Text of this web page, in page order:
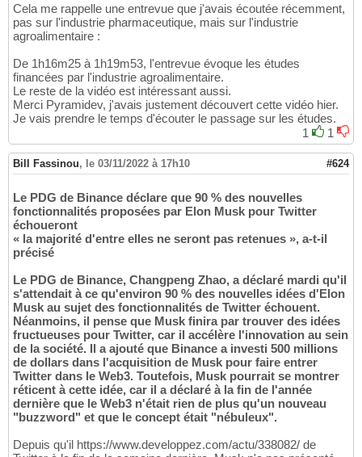
Cela me rappelle une entrevue que j'avais écoutée récemment,
pas sur l'industrie pharmaceutique, mais sur l'industrie
agroalimentaire :
De 1h16m25 à 1h19m53, l'entrevue évoque les études
financées par l'industrie agroalimentaire.
Le reste de la vidéo est intéressant aussi.
Merci Pyramidev, j'avais justement découvert cette vidéo hier.
Je vais prendre le temps d'écouter le passage sur les études.
1
1
Bill Fassinou, le 03/11/2022 à 17h10 #624
Le PDG de Binance déclare que 90 % des nouvelles
fonctionnalités proposées par Elon Musk pour Twitter
échoueront
« la majorité d'entre elles ne seront pas retenues », a-t-il
précisé
Le PDG de Binance, Changpeng Zhao, a déclaré mardi qu'il
s'attendait à ce qu'environ 90 % des nouvelles idées d'Elon
Musk au sujet des fonctionnalités de Twitter échouent.
Néanmoins, il pense que Musk finira par trouver des idées
fructueuses pour Twitter, car il accélère l'innovation au sein
de la société. Il a ajouté que Binance a investi 500 millions
de dollars dans l'acquisition de Musk pour faire entrer
Twitter dans le Web3. Toutefois, Musk pourrait se montrer
réticent à cette idée, car il a déclaré à la fin de l'année
dernière que le Web3 n'était rien de plus qu'un nouveau
"buzzword" et que le concept était "nébuleux".
Depuis qu'il https://www.developpez.com/actu/338082/ de